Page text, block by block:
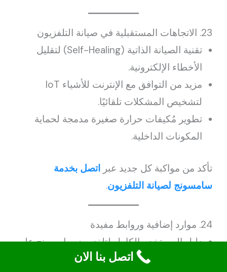
23. الاتجاهات المستقبلية في صيانة التلفزيون
تقنية الصيانة الذاتية (Self-Healing) لتقليل
الأخطاء الإلكترونية.
مزيد من التوافق مع الإنترنت للأشياء IoT
لتشخيص المشكلات تلقائيًا.
تطوير مُكيفات حرارة صغيرة مدمجة لحماية
المكونات الداخلية.
تأكد من مواكبة كل جديد عبراتصل بخدمة
سامسونج لصيانة التلفزيون.
24. موارد إضافية وروابط مفيدة
دليل المستخدم الكامل لتلفزيون سامسونج على
الموقع الرسمي. اتصل بنا الان